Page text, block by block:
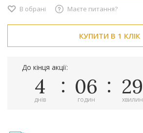
В обрані Маєте питання?
КУПИТИ В 1 КЛІК
До кінця акції:
4
днів
06
годин
29
хвилин